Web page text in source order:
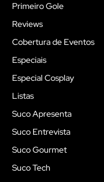
Primeiro Gole
Reviews
Cobertura de Eventos
Especiais
Especial Cosplay
Listas
Suco Apresenta
Suco Entrevista
Suco Gourmet
Suco Tech